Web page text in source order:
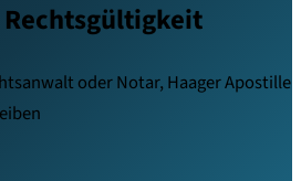
oder Notar, Haager Apostille